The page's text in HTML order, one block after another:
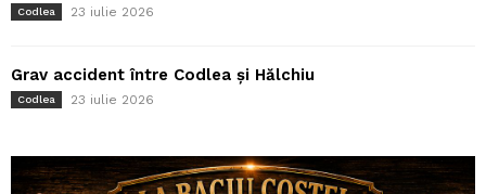
Codlea 23 iulie 2026
Grav accident între Codlea și Hălchiu
Codlea 23 iulie 2026